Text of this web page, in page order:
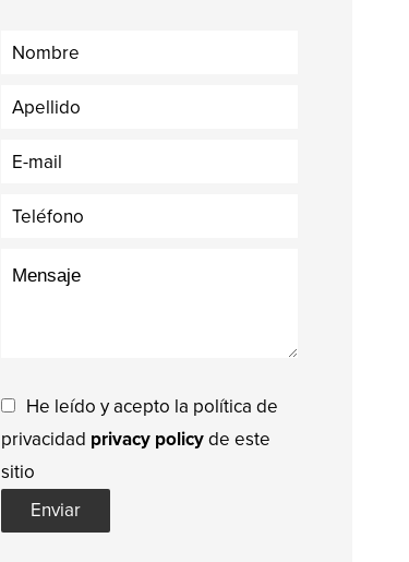
He leído y acepto la política de
privacidad privacy policyde este
sitio
Enviar